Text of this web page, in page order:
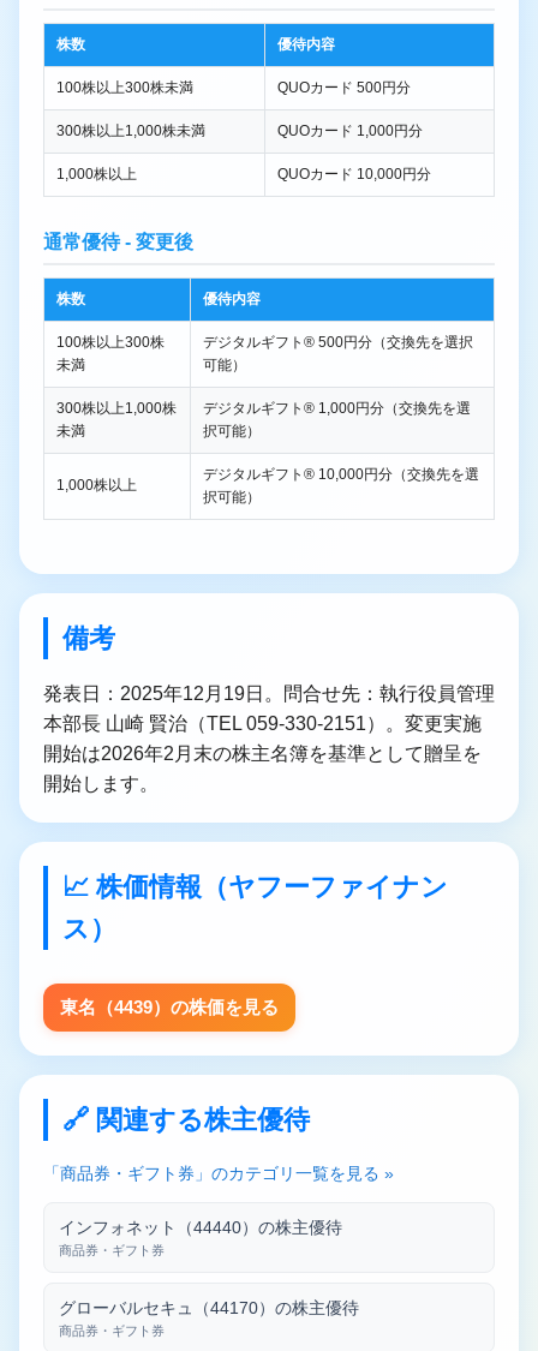
株数 優待内容
100株以上300株未満 QUOカード 500円分
300株以上1,000株未満 QUOカード 1,000円分
1,000株以上 QUOカード 10,000円分
通常優待 - 変更後
株数 優待内容
100株以上300株
未満
デジタルギフト® 500円分（交換先を選択
可能）
300株以上1,000株
未満
デジタルギフト® 1,000円分（交換先を選
択可能）
1,000株以上
デジタルギフト® 10,000円分（交換先を選
択可能）
備考
発表日：2025年12月19日。問合せ先：執行役員管理
本部長 山崎 賢治（TEL 059-330-2151）。変更実施
開始は2026年2月末の株主名簿を基準として贈呈を
開始します。
📈 株価情報（ヤフーファイナン
ス）
東名（4439）の株価を見る
🔗 関連する株主優待
「商品券・ギフト券」のカテゴリ一覧を見る »
インフォネット（44440）の株主優待
商品券・ギフト券
グローバルセキュ（44170）の株主優待
商品券・ギフト券